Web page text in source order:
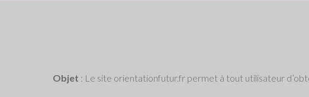
Objet : Le site orientationfutur.fr permet à tout utilisateur